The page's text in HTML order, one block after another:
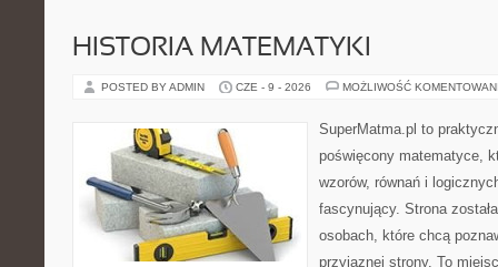
HISTORIA MATEMATYKI
POSTED BY ADMIN CZE - 9 - 2026 MOŻLIWOŚĆ
SuperMatma.pl to
poświęcony matematyce,
wzorów, równań i
fascynujący. Strona
osobach, które chcą
przyjaznej strony. To